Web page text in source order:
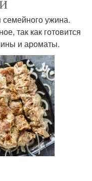
ужина.
так как готовится
и ароматы.